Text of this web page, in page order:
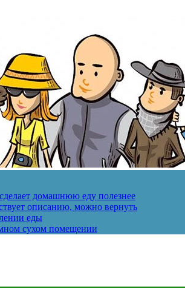
домашнюю еду полезнее
описанию, можно вернуть
еды
сухом помещении